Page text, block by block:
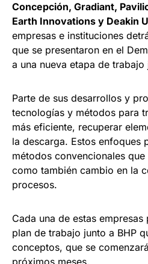
Concepción, Gradiant,
Earth Innovations y Deakin
empresas e instituciones
que se presentaron en el
a una nueva etapa de trabajo
Parte de sus desarrollos y
tecnologías y métodos para
más eficiente, recuperar
la descarga. Estos enfoques
métodos convencionales
como también cambio en la
procesos.
Cada una de estas
plan de trabajo junto a BHP
conceptos, que se